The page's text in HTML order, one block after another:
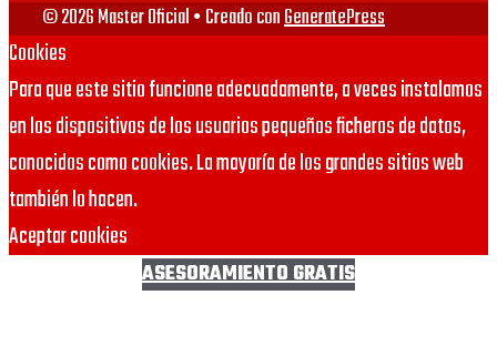
© 2026 Master Oficial• Creado conGeneratePress
Cookies
Para que este sitio funcione adecuadamente, a veces instalamos
en los dispositivos de los usuarios pequeños ficheros de datos,
conocidos como cookies. La mayoría de los grandes sitios web
también lo hacen.
Aceptar cookies
ASESORAMIENTO GRATIS